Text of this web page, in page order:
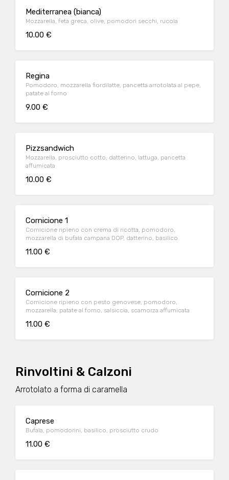
Mediterranea (bianca)
Mozzarella, feta greca, olive, pomodori secchi, rucola
10.00 €
Regina
Pomodoro, mozzarella fiordilatte, pancetta arrotolata al pepe,
patate al forno
9.00 €
Pizzsandwich
Mozzarella, prosciutto cotto, datterino, lattuga, pancetta
affumicata
10.00 €
Cornicione 1
Cornicione ripieno con crema di ricotta, pomodoro,
mozzarella di bufala campana DOP, datterino, basilico
11.00 €
Cornicione 2
Cornicione ripieno con pesto genovese, pomodoro,
mozzarella, patate al forno, salsiccia, scamorza affumicata
11.00 €
Rinvoltini & Calzoni
Arrotolato a forma di caramella
Caprese
Bufala, pomodorini, basilico, prosciutto crudo
11.00 €